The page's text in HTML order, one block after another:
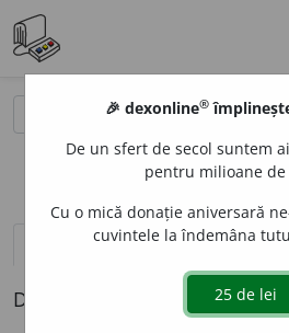
definiții (1) pronunțievolume_up (3)
Definiția cu ID-ul 847166:
🎉 dexonline®
De un sfert de secol suntem
pentru milioane
Cu o mică donație aniversară
cuvintele la îndemâna